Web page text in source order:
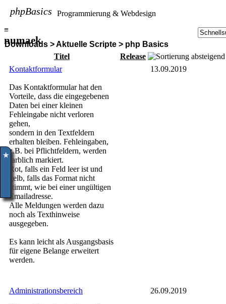
phpBasics
Programmierung & Webdesign
≡
numaek
Downloads > Aktuelle Scripte > php Basics
Titel
Release
Kontaktformular
Das Kontaktformular hat den
Vorteile, dass die eingegebenen
Daten bei einer kleinen
Fehleingabe nicht verloren
gehen,
sondern in den Textfeldern
erhalten bleiben. Fehleingaben,
z.B. bei Pflichtfeldern, werden
farblich markiert.
Rot, falls ein Feld leer ist und
gelb, falls das Format nicht
stimmt, wie bei einer ungültigen
Emailadresse.
Alle Meldungen werden dazu
noch als Texthinweise
ausgegeben.
Es kann leicht als Ausgangsbasis
für eigene Belange erweitert
werden.
13.09.2019
Administrationsbereich 26.09.2019